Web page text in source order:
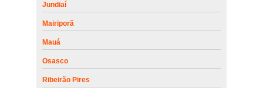
Jundiaí
Mairiporã
Mauá
Osasco
Ribeirão Pires